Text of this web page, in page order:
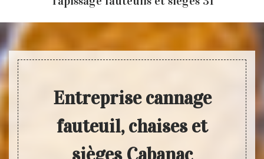
Entreprise cannage
fauteuil, chaises et